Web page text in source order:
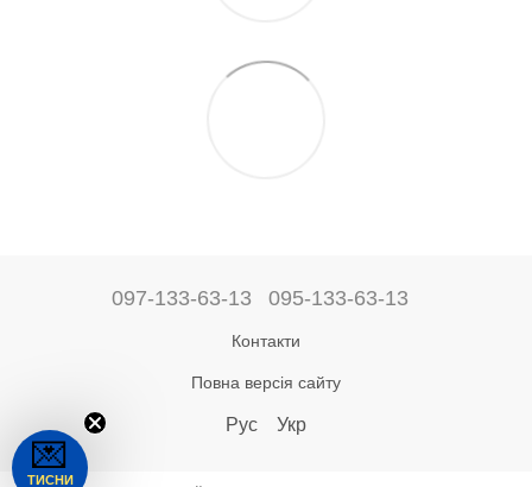
097-133-63-13 095-133-63-13
Контакти
Повна версія сайту
Рус Укр
💌
ТИСНИ